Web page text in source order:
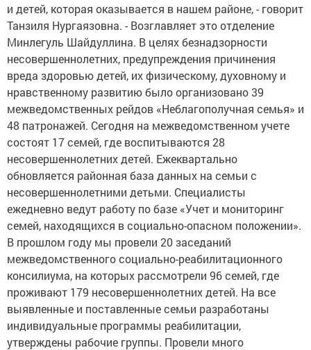
и детей, которая оказывается в нашем районе, - говорит
Танзиля Нургаязовна. - Возглавляет это отделение
Минлегуль Шайдуллина. В целях безнадзорности
несовершеннолетних, предупреждения причинения
вреда здоровью детей, их физическому, духовному и
нравственному развитию было организовано 39
межведомственных рейдов «Неблагополучная семья» и
48 патронажей. Сегодня на межведомственном учете
состоят 17 семей, где воспитываются 28
несовершеннолетних детей. Ежеквартально
обновляется районная база данных на семьи с
несовершеннолетними детьми. Специалисты
ежедневно ведут работу по базе «Учет и мониторинг
семей, находящихся в социально-опасном положении».
В прошлом году мы провели 20 заседаний
межведомственного социально-реабилитационного
консилиума, на которых рассмотрели 96 семей, где
проживают 179 несовершеннолетних детей. На все
выявленные и поставленные семьи разработаны
индивидуальные программы реабилитации,
утверждены рабочие группы. Провели много